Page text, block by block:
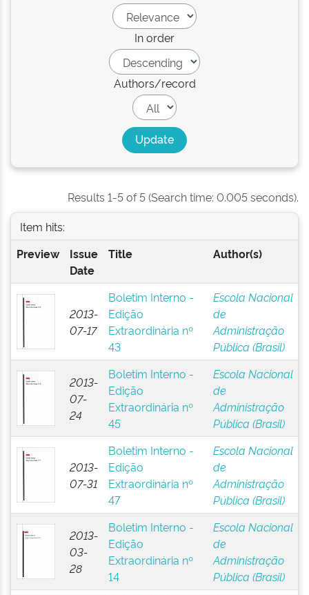
In order
Authors/record
Results 1-5 of 5 (Search time: 0.005 seconds).
Item hits:
Preview
Issue
Date
Title Author(s)
2013-
07-17
Boletim Interno -
Edição
Extraordinária nº
43
Escola Nacional
de
Administração
Pública (Brasil)
2013-
07-
24
Boletim Interno -
Edição
Extraordinária nº
45
Escola Nacional
de
Administração
Pública (Brasil)
2013-
07-31
Boletim Interno -
Edição
Extraordinária nº
47
Escola Nacional
de
Administração
Pública (Brasil)
2013-
03-
28
Boletim Interno -
Edição
Extraordinária nº
14
Escola Nacional
de
Administração
Pública (Brasil)